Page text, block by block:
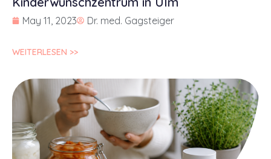
May 11, 2023 Dr. med. Gagsteiger
WEITERLESEN >>